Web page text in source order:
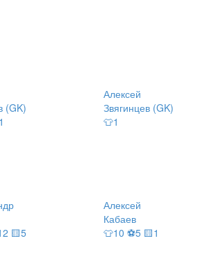
(GK)
Алексей
Звягинцев (GK)
👕1
🟨5
Алексей
Кабаев
👕10 ⚽5 🟨1